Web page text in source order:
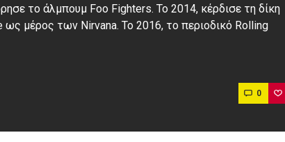
το άλμπουμ Foo Fighters. Το 2014, κέρδισε τη δίκη
μέρος των Nirvana. Το 2016, το περιοδικό Rolling
0